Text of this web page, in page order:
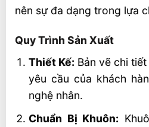
nên sự đa dạng trong lựa
Quy Trình Sản Xuất
Thiết Kế: Bản vẽ chi
yêu cầu của khách
nghệ nhân.
Chuẩn Bị Khuôn: